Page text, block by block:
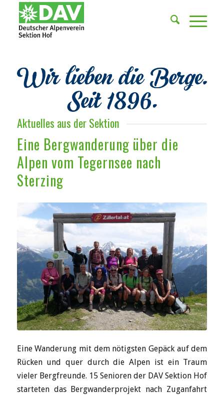
Aktuelles aus der Sektion
Eine Bergwanderung über die
Alpen vom Tegernsee nach
Sterzing
Eine Wanderung mit dem nötigsten Gepäck auf dem
Rücken und quer durch die Alpen ist ein Traum
vieler Bergfreunde. 15 Senioren der DAV Sektion Hof
starteten das Bergwanderprojekt nach Zuganfahrt